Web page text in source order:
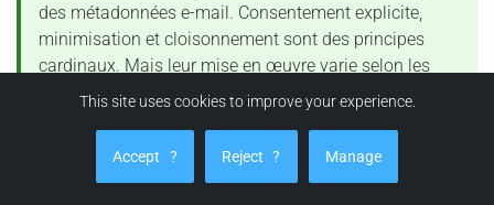
des métadonnées e-mail. Consentement explicite,
minimisation et cloisonnement sont des principes
cardinaux. Mais leur mise en œuvre varie selon les
États. Entre sécurité, droit du travail et vie privée,
This site uses cookies to improve your experience.
Accept ? Reject ? Manage